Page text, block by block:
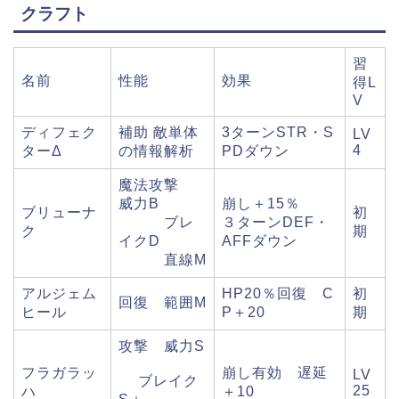
クラフト
名前 性能 効果
習
得L
V
ディフェク
ターΔ
補助 敵単体
の情報解析
3ターンSTR・S
PDダウン
LV
4
ブリューナ
ク
魔法攻撃
威力B
ブレ
イクD
直線M
崩し＋15％
３ターンDEF・
AFFダウン
初
期
アルジェム
ヒール
回復 範囲M
HP20％回復 C
P＋20
初
期
フラガラッ
ハ
攻撃 威力S
ブレイク
崩し有効 遅延
＋10
LV
25